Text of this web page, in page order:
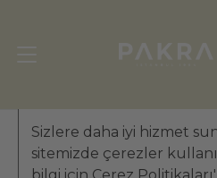
Sizlere daha iyi hizmet
sitemizde çerezler
ERKEK DERİ ELDİVEN »KIŞ
PΛKRΛ